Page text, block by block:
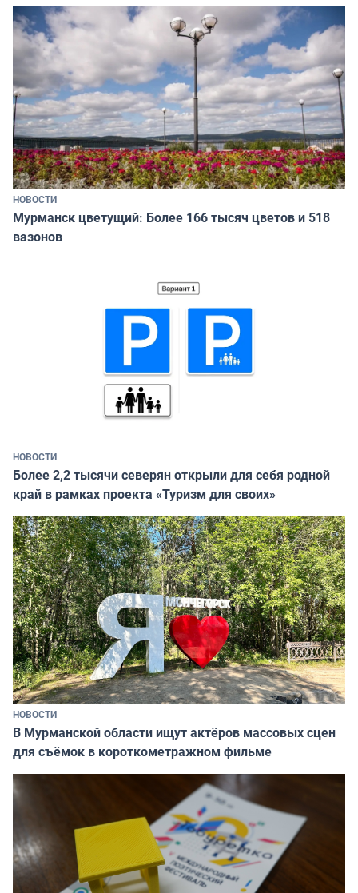
НОВОСТИ
Мурманск цветущий: Более 166 тысяч цветов и 518
вазонов
НОВОСТИ
Более 2,2 тысячи северян открыли для себя родной
край в рамках проекта «Туризм для своих»
НОВОСТИ
В Мурманской области ищут актёров массовых сцен
для съёмок в короткометражном фильме